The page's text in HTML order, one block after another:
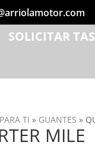
SOLICITAR
PARA TI » GUANTES »
MILE